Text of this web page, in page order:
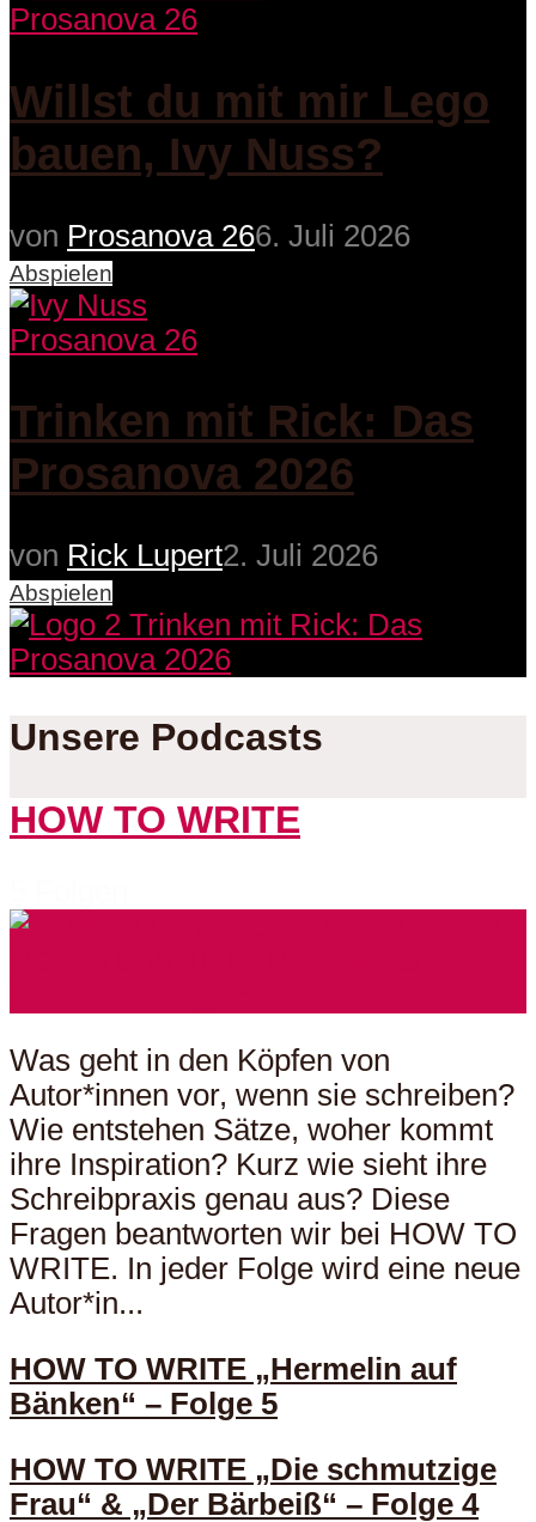
Prosanova 26
Willst du mit mir Lego
bauen, Ivy Nuss?
von Prosanova 266. Juli 2026
Abspielen
Prosanova 26
Trinken mit Rick: Das
Prosanova 2026
von Rick Lupert2. Juli 2026
Abspielen
Unsere Podcasts
HOW TO WRITE
Was geht in den Köpfen von
Autor*innen vor, wenn sie schreiben?
Wie entstehen Sätze, woher kommt
ihre Inspiration? Kurz wie sieht ihre
Schreibpraxis genau aus? Diese
Fragen beantworten wir bei HOW TO
WRITE. In jeder Folge wird eine neue
Autor*in...
HOW TO WRITE „Hermelin auf
Bänken“ – Folge 5
HOW TO WRITE „Die schmutzige
Frau“ & „Der Bärbeiß“ – Folge 4